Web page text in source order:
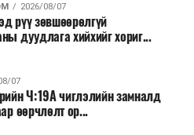
горимыг 2026 оны
31 хүртэл мөрдөнө. Харин
уг хэмнэлтийн горимд
сургуулийн хүүхдийн
томуу, томуу төст
зэрэг зайлшгүй
2026/08/07
рүү зөвшөөрөлгүй
дуудлага хийхийг хориг...
07
Ч:19А чиглэлийн замналд
өөрчлөлт ор...